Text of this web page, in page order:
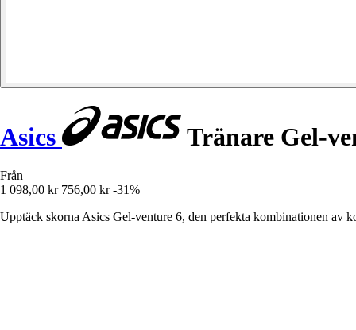
Asics Tränare Gel-
Från
1 098,00 kr 756,00 kr -31%
Upptäck skorna Asics Gel-venture 6, den perfekta kombinationen av